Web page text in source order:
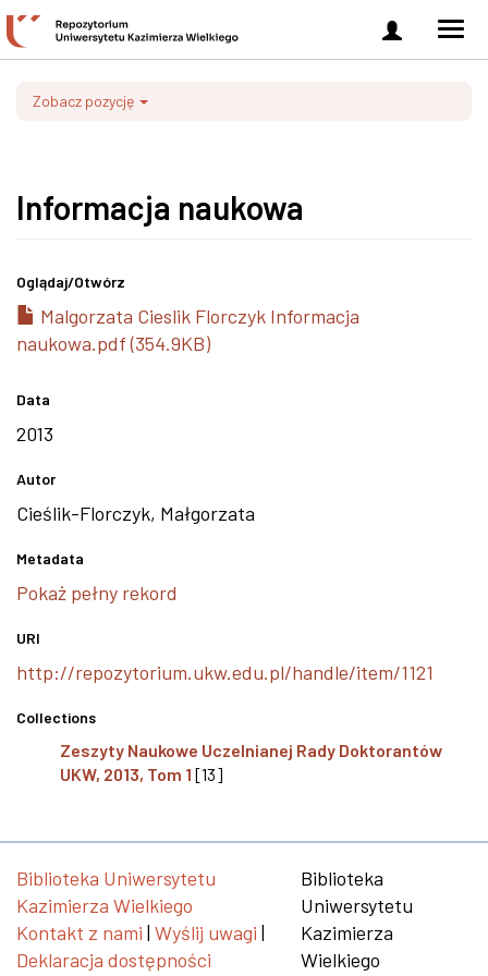
Zaloguj
się
Zobacz pozycję
Informacja naukowa
Oglądaj/Otwórz
Malgorzata Cieslik Florczyk Informacja
naukowa.pdf (354.9KB)
Data
2013
Autor
Cieślik-Florczyk, Małgorzata
Metadata
Pokaż pełny rekord
URI
http://repozytorium.ukw.edu.pl/handle/item/1121
Collections
Zeszyty Naukowe Uczelnianej Rady Doktorantów
UKW, 2013, Tom 1 [13]
Biblioteka Uniwersytetu
Kazimierza Wielkiego
Kontakt z nami | Wyślij uwagi |
Deklaracja dostępności
Biblioteka
Uniwersytetu
Kazimierza
Wielkiego